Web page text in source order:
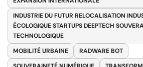
INDUSTRIE DU FUTUR RELOCALISATION
ÉCOLOGIQUE STARTUPS DEEPTECH
TECHNOLOGIQUE
MOBILITÉ URBAINE
RADWARE BOT